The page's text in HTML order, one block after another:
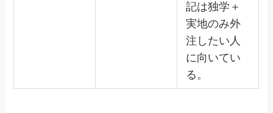
記は独学＋
実地のみ外
注したい人
に向いてい
る。